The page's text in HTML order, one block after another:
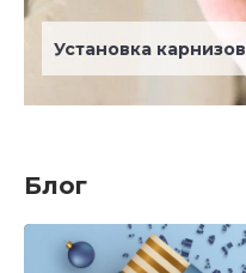
Установка карнизов
Блог